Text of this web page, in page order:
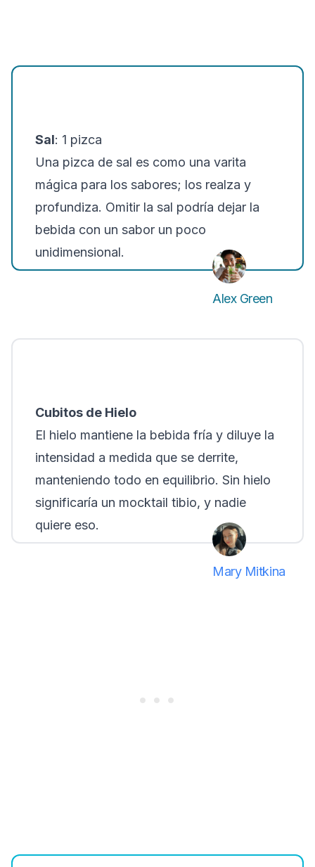
Sal: 1 pizca
Una pizca de sal es como una varita
mágica para los sabores; los realza y
profundiza. Omitir la sal podría dejar la
bebida con un sabor un poco
unidimensional.
Alex Green
Cubitos de Hielo
El hielo mantiene la bebida fría y diluye la
intensidad a medida que se derrite,
manteniendo todo en equilibrio. Sin hielo
significaría un mocktail tibio, y nadie
quiere eso.
Mary Mitkina